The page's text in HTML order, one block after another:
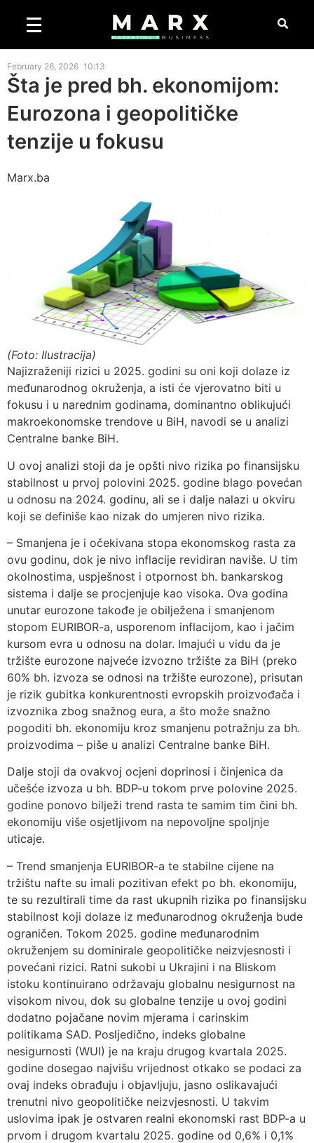
February 26, 2026 10:13
Šta je pred bh. ekonomijom:
Eurozona i geopolitičke
tenzije u fokusu
Marx.ba
(Foto: Ilustracija)
Najizraženiji rizici u 2025. godini su oni koji dolaze iz
međunarodnog okruženja, a isti će vjerovatno biti u
fokusu i u narednim godinama, dominantno oblikujući
makroekonomske trendove u BiH, navodi se u analizi
Centralne banke BiH.
U ovoj analizi stoji da je opšti nivo rizika po finansijsku
stabilnost u prvoj polovini 2025. godine blago povećan
u odnosu na 2024. godinu, ali se i dalje nalazi u okviru
koji se definiše kao nizak do umjeren nivo rizika.
– Smanjena je i očekivana stopa ekonomskog rasta za
ovu godinu, dok je nivo inflacije revidiran naviše. U tim
okolnostima, uspješnost i otpornost bh. bankarskog
sistema i dalje se procjenjuje kao visoka. Ova godina
unutar eurozone takođe je obilježena i smanjenom
stopom EURIBOR-a, usporenom inflacijom, kao i jačim
kursom evra u odnosu na dolar. Imajući u vidu da je
tržište eurozone najveće izvozno tržište za BiH (preko
60% bh. izvoza se odnosi na tržište eurozone), prisutan
je rizik gubitka konkurentnosti evropskih proizvođača i
izvoznika zbog snažnog eura, a što može snažno
pogoditi bh. ekonomiju kroz smanjenu potražnju za bh.
proizvodima – piše u analizi Centralne banke BiH.
Dalje stoji da ovakvoj ocjeni doprinosi i činjenica da
učešće izvoza u bh. BDP-u tokom prve polovine 2025.
godine ponovo bilježi trend rasta te samim tim čini bh.
ekonomiju više osjetljivom na nepovoljne spoljnje
uticaje.
– Trend smanjenja EURIBOR-a te stabilne cijene na
tržištu nafte su imali pozitivan efekt po bh. ekonomiju,
te su rezultirali time da rast ukupnih rizika po finansijsku
stabilnost koji dolaze iz međunarodnog okruženja bude
ograničen. Tokom 2025. godine međunarodnim
okruženjem su dominirale geopolitičke neizvjesnosti i
povećani rizici. Ratni sukobi u Ukrajini i na Bliskom
istoku kontinuirano održavaju globalnu nesigurnost na
visokom nivou, dok su globalne tenzije u ovoj godini
dodatno pojačane novim mjerama i carinskim
politikama SAD. Posljedično, indeks globalne
nesigurnosti (WUI) je na kraju drugog kvartala 2025.
godine dosegao najvišu vrijednost otkako se podaci za
ovaj indeks obrađuju i objavljuju, jasno oslikavajući
trenutni nivo geopolitičke neizvjesnosti. U takvim
uslovima ipak je ostvaren realni ekonomski rast BDP-a u
prvom i drugom kvartalu 2025. godine od 0,6% i 0,1%